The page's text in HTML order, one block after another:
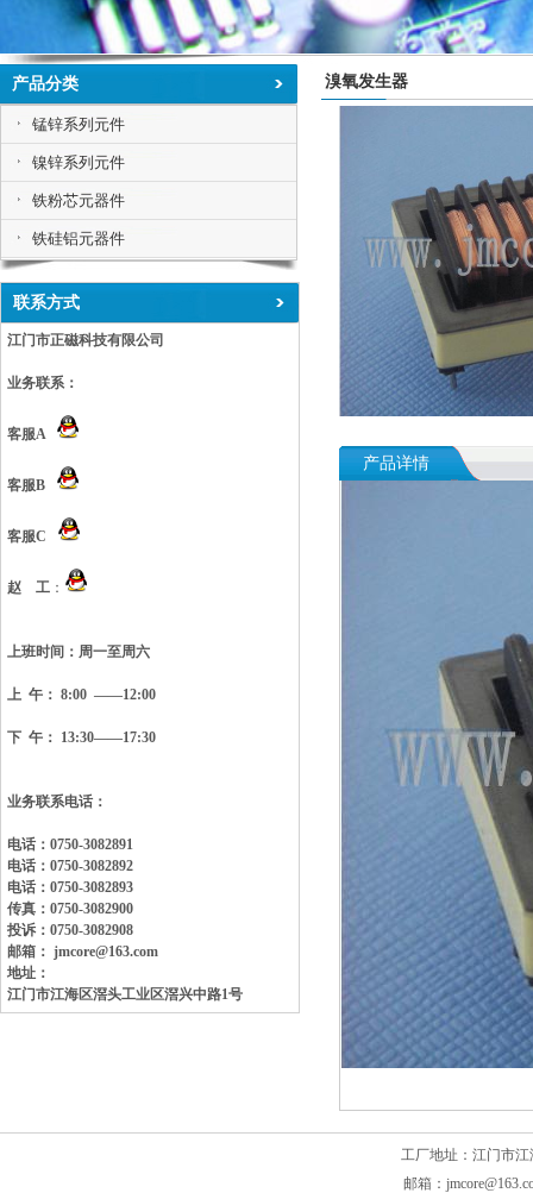
产品分类
锰锌系列元件
镍锌系列元件
铁粉芯元器件
铁硅铝元器件
联系方式
江门市正磁科技有限公司
业务联系：
客服A
客服B
客服C
赵 工 ：
上班时间： 周一至周六
上 午： 8:00 ——12:00
下 午： 13:30——17:30
业务联系电话：
电话：0750-3082891
电话：0750-3082892
电话：0750-3082893
传真：0750-3082900
投诉：0750-3082908
邮箱： jmcore@163.com
地址：
江门市江海区滘头工业区滘兴中路1号
溴氧发生器
产品详情
工厂地址：江门市江
邮箱：